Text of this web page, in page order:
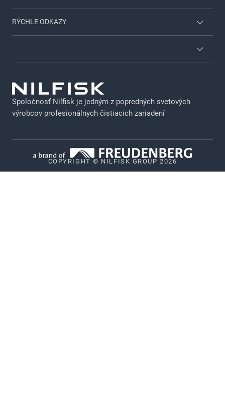
Pre dom & záhradu
Viper
O spoločnosti Nilfisk
RÝCHLE ODKAZY
Kariéra
Brožúry
GDPR - SK
Právne oznámenie
Zásady ochrany osobných údajov
Zásady zverejňovania citlivých údajov
Whistleblower System
Spoločnosť Nilfisk je jedným z popredných svetových
výrobcov profesionálnych čistiacich zariadení
COPYRIGHT © NILFISK GROUP 2026